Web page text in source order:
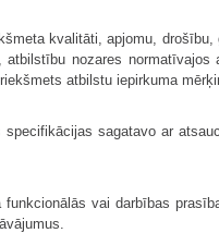
kvalitāti, apjomu, drošību,
nozares
atbilstu iepirkuma
sagatavo ar
vai darbības